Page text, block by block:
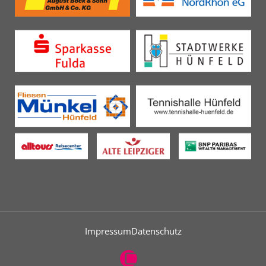
ImpressumDatenschutz